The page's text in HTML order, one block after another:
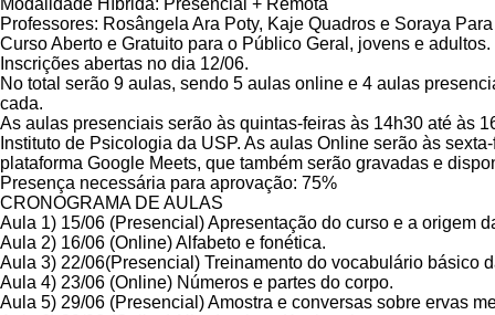
Modalidade Híbrida: Presencial + Remota
Professores: Rosângela Ara Poty, Kaje Quadros e Soraya
Curso Aberto e Gratuito para o Público Geral, jovens e adultos.
Inscrições abertas no dia 12/06.
No total serão 9 aulas, sendo 5 aulas online e 4 aulas
cada.
As aulas presenciais serão às quintas-feiras às 14h30 até às
Instituto de Psicologia da USP. As aulas Online serão às
plataforma Google Meets, que também serão gravadas e
Presença necessária para aprovação: 75%
CRONOGRAMA DE AULAS
Aula 1) 15/06 (Presencial) Apresentação do curso e a origem
Aula 2) 16/06 (Online) Alfabeto e fonética.
Aula 3) 22/06(Presencial) Treinamento do vocabulário básico
Aula 4) 23/06 (Online) Números e partes do corpo.
Aula 5) 29/06 (Presencial) Amostra e conversas sobre ervas